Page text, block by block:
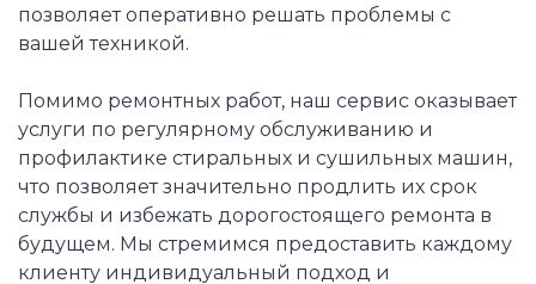
позволяет оперативно решать проблемы с
вашей техникой.
Помимо ремонтных работ, наш сервис оказывает
услуги по регулярному обслуживанию и
профилактике стиральных и сушильных машин,
что позволяет значительно продлить их срок
службы и избежать дорогостоящего ремонта в
будущем. Мы стремимся предоставить каждому
клиенту индивидуальный подход и